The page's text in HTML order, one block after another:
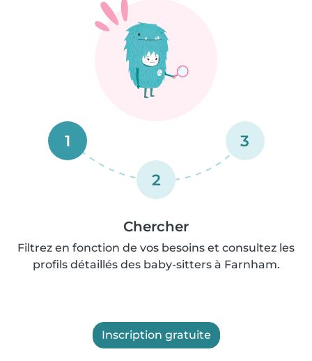
1
2
3
Chercher
Filtrez en fonction de vos besoins et consultez les
profils détaillés des baby-sitters à Farnham.
Inscription gratuite